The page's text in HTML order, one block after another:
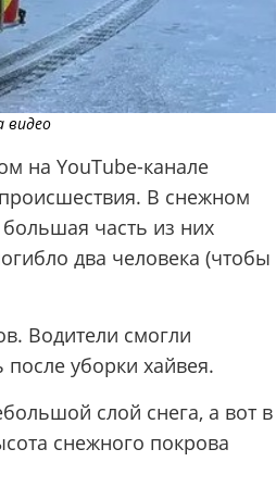
видео
на YouTube-канале
В снежном
часть из них
два человека (чтобы
Водители смогли
уборки хайвея.
слой снега, а вот в
снежного покрова